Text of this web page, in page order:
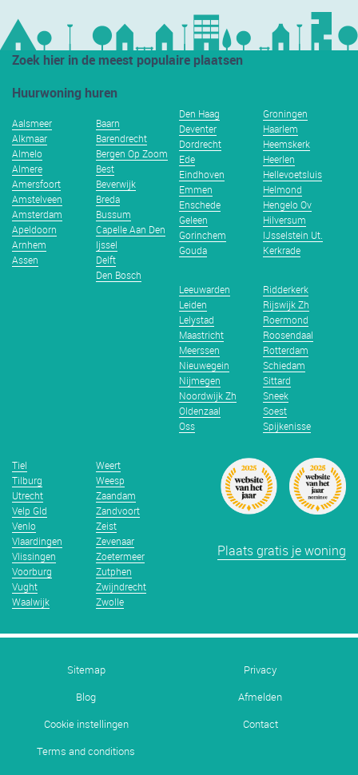
Zoek hier in de meest populaire plaatsen
Huurwoning huren
Aalsmeer
Alkmaar
Almelo
Almere
Amersfoort
Amstelveen
Amsterdam
Apeldoorn
Arnhem
Assen
Baarn
Barendrecht
Bergen Op Zoom
Best
Beverwijk
Breda
Bussum
Capelle Aan Den
Ijssel
Delft
Den Bosch
Den Haag
Deventer
Dordrecht
Ede
Eindhoven
Emmen
Enschede
Geleen
Gorinchem
Gouda
Groningen
Haarlem
Heemskerk
Heerlen
Hellevoetsluis
Helmond
Hengelo Ov
Hilversum
IJsselstein Ut.
Kerkrade
Leeuwarden
Leiden
Lelystad
Maastricht
Meerssen
Nieuwegein
Nijmegen
Noordwijk Zh
Oldenzaal
Oss
Ridderkerk
Rijswijk Zh
Roermond
Roosendaal
Rotterdam
Schiedam
Sittard
Sneek
Soest
Spijkenisse
Tiel
Tilburg
Utrecht
Velp Gld
Venlo
Vlaardingen
Vlissingen
Voorburg
Vught
Waalwijk
Weert
Weesp
Zaandam
Zandvoort
Zeist
Zevenaar
Zoetermeer
Zutphen
Zwijndrecht
Zwolle
Plaats gratis je woning
Sitemap
Privacy
Blog
Afmelden
Cookie instellingen
Contact
Terms and conditions